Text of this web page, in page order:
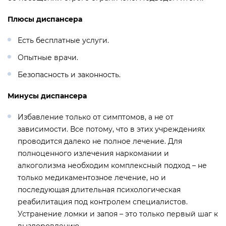
Плюсы диспансера
Есть бесплатные услуги.
Опытные врачи.
Безопасность и законность.
Минусы диспансера
Избавление только от симптомов, а не от
зависимости. Все потому, что в этих учреждениях
проводится далеко не полное лечение. Для
полноценного излечения наркомании и
алкоголизма необходим комплексный подход – не
только медикаментозное лечение, но и
последующая длительная психологическая
реабилитация под контролем специалистов.
Устранение ломки и запоя – это только первый шаг к